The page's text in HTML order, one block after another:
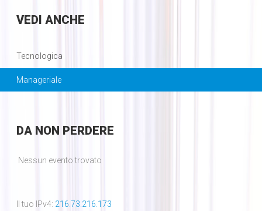
VEDI ANCHE
Tecnologica
Manageriale
DANON PERDERE
Nessun evento trovato
Il tuo IPv4: 216.73.216.173